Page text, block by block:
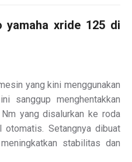
xride 125 di
yang kini menggunakan
sanggup menghentakkan
yang disalurkan ke roda
Setangnya dibuat
stabilitas dan